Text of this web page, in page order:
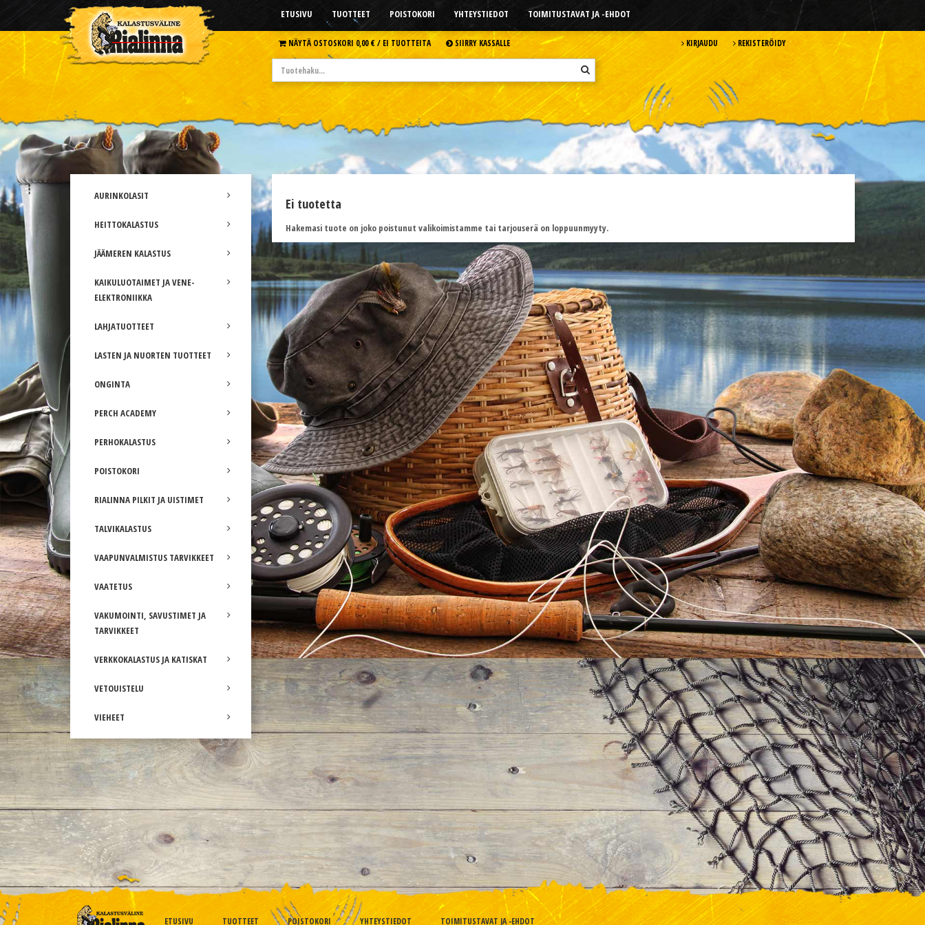
ETUSIVU TUOTTEET POISTOKORI YHTEYSTIEDOT TOIMITUSTAVAT JA -EHDOT
NÄYTÄ OSTOSKORI 0,00 € /EI TUOTTEITA SIIRRY KASSALLE KIRJAUDU REKISTERÖIDY
AURINKOLASIT
HEITTOKALASTUS
JÄÄMEREN KALASTUS
KAIKULUOTAIMET JA VENE-
ELEKTRONIIKKA
LAHJATUOTTEET
LASTEN JA NUORTEN TUOTTEET
ONGINTA
PERCH ACADEMY
PERHOKALASTUS
POISTOKORI
RIALINNA PILKIT JA UISTIMET
TALVIKALASTUS
VAAPUNVALMISTUS TARVIKKEET
VAATETUS
VAKUMOINTI, SAVUSTIMET JA
TARVIKKEET
VERKKOKALASTUS JA KATISKAT
VETOUISTELU
VIEHEET
Ei tuotetta
Hakemasi tuote on joko poistunut valikoimistamme tai tarjouserä on loppuunmyyty.
ETUSIVU TUOTTEET POISTOKORI YHTEYSTIEDOT TOIMITUSTAVAT JA -EHDOT